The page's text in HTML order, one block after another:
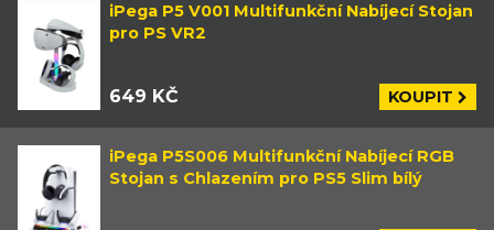
iPega P5 V001 Multifunkční Nabíjecí Stojan
pro PS VR2
649 KČ KOUPIT
iPega P5S006 Multifunkční Nabíjecí RGB
Stojan s Chlazením pro PS5 Slim bílý